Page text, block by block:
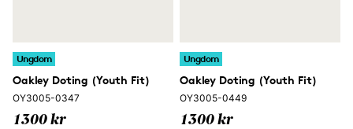
Ungdom
Oakley Doting (Youth Fit)
OY3005-0347
1300 kr
Ungdom
Oakley Doting (Youth Fit)
OY3005-0449
1300 kr